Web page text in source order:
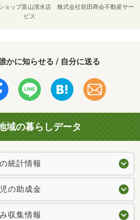
ョップ富山清水店 株式会社前田商会不動産サー
ビス
かに知らせる / 自分に送る
域の暮らしデータ
統計情報
の助成金
収集情報